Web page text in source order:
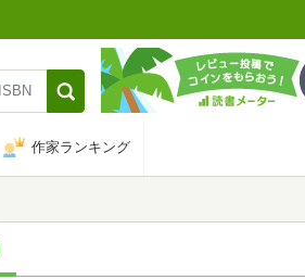
作家ランキング